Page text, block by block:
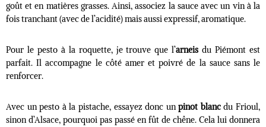
goût et en matières grasses. Ainsi, associez la sauce avec un vin à la
fois tranchant (avec de l’acidité) mais aussi expressif, aromatique.
Pour le pesto à la roquette, je trouve que l’arneis du Piémont est
parfait. Il accompagne le côté amer et poivré de la sauce sans le
renforcer.
Avec un pesto à la pistache, essayez donc unpinot blancdu Frioul,
sinon d’Alsace, pourquoi pas passé en fût de chêne. Cela lui donnera